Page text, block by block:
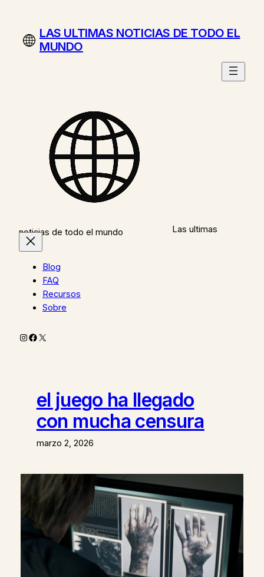
contenidoLAS ULTIMAS NOTICIAS DE TODO EL
MUNDO
Las ultimas
noticias de todo el mundo
Blog
FAQ
Recursos
Sobre
Instagram
Facebook
X
el juego ha llegado
con mucha censura
marzo 2, 2026